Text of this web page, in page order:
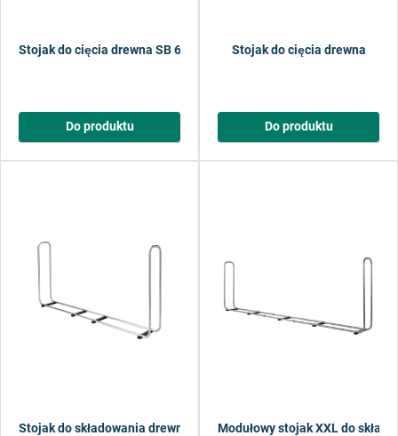
Stojak do cięcia drewna SB 60
Do produktu
Stojak do cięcia drewna
Do produktu
Stojak do składowania drewna opałowegoModułowy stojak XXL do